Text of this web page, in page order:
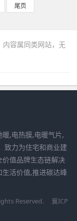
尾页
内容属同类网站，无
暖,电热膜,电暖气片,
致力为住宅和商业建
值品牌生态链解决
活价值,推进碳达峰
Reserved.
冀ICP